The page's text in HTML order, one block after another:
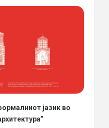
јазик во